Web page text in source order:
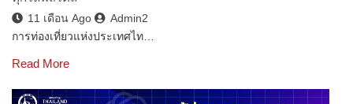
11 เดือน Ago
Admin2
การท่องเที่ยวแห่งประเทศไท…
Read More